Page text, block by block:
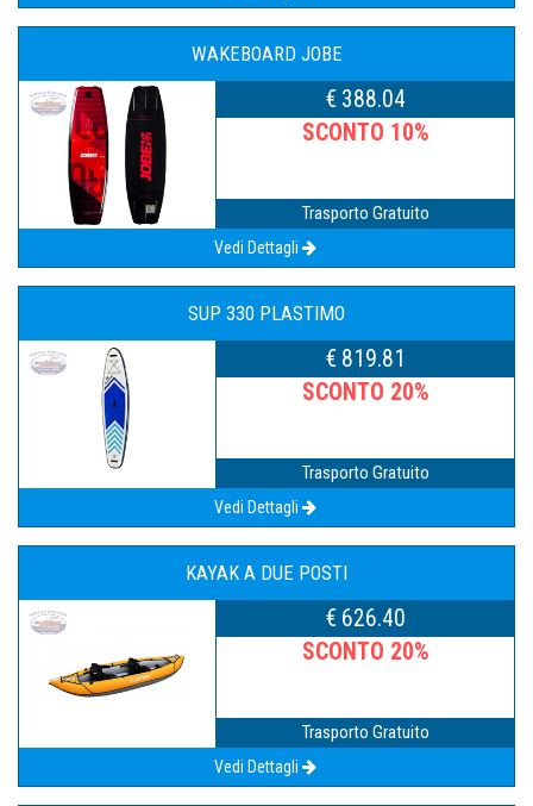
WAKEBOARD JOBE
€ 388.04
Vedi Dettagli
Trasporto Gratuito
SCONTO 10%
SUP 330 PLASTIMO
€ 819.81
Vedi Dettagli
Trasporto Gratuito
SCONTO 20%
KAYAK A DUE POSTI
€ 626.40
Vedi Dettagli
Trasporto Gratuito
SCONTO 20%